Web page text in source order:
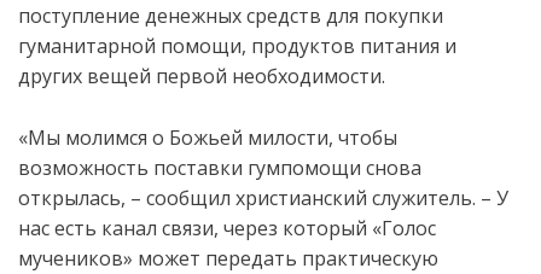
поступление денежных средств для покупки
гуманитарной помощи, продуктов питания и
других вещей первой необходимости.
«Мы молимся о Божьей милости, чтобы
возможность поставки гумпомощи снова
открылась, – сообщил христианский служитель. – У
нас есть канал связи, через который «Голос
мучеников» может передать практическую